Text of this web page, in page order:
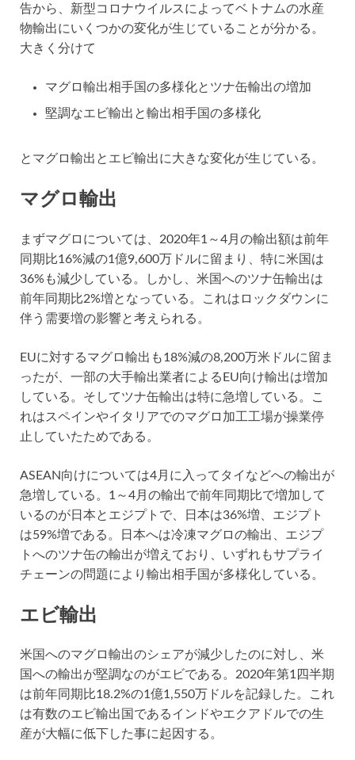
告から、新型コロナウイルスによってベトナムの水産
物輸出にいくつかの変化が生じていることが分かる。
大きく分けて
マグロ輸出相手国の多様化とツナ缶輸出の増加
堅調なエビ輸出と輸出相手国の多様化
とマグロ輸出とエビ輸出に大きな変化が生じている。
マグロ輸出
まずマグロについては、2020年1～4月の輸出額は前年
同期比16%減の1億9,600万ドルに留まり、特に米国は
36%も減少している。しかし、米国へのツナ缶輸出は
前年同期比2%増となっている。これはロックダウンに
伴う需要増の影響と考えられる。
EUに対するマグロ輸出も18%減の8,200万米ドルに留ま
ったが、一部の大手輸出業者によるEU向け輸出は増加
している。そしてツナ缶輸出は特に急増している。こ
れはスペインやイタリアでのマグロ加工工場が操業停
止していたためである。
ASEAN向けについては4月に入ってタイなどへの輸出が
急増している。1～4月の輸出で前年同期比で増加して
いるのが日本とエジプトで、日本は36%増、エジプト
は59%増である。日本へは冷凍マグロの輸出、エジプ
トへのツナ缶の輸出が増えており、いずれもサプライ
チェーンの問題により輸出相手国が多様化している。
エビ輸出
米国へのマグロ輸出のシェアが減少したのに対し、米
国への輸出が堅調なのがエビである。2020年第1四半期
は前年同期比18.2%の1億1,550万ドルを記録した。これ
は有数のエビ輸出国であるインドやエクアドルでの生
産が大幅に低下した事に起因する。